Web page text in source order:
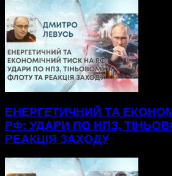
ЕНЕРГЕТИЧНИЙ ТА
РФ: УДАРИ ПО НПЗ,
РЕАКЦІЯ ЗАХОДУ